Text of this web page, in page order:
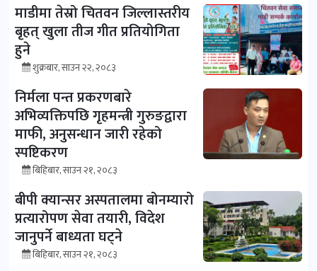
माडीमा तेस्रो चितवन जिल्लास्तरीय
बृहत् खुला तीज गीत प्रतियोगिता
हुने
शुक्रबार, साउन २२, २०८३
निर्मला पन्त प्रकरणबारे
अभिव्यक्तिपछि गृहमन्त्री गुरुङद्वारा
माफी, अनुसन्धान जारी रहेको
स्पष्टिकरण
बिहिबार, साउन २१, २०८३
बीपी क्यान्सर अस्पतालमा बोनम्यारो
प्रत्यारोपण सेवा तयारी, विदेश
जानुपर्ने बाध्यता घट्ने
बिहिबार, साउन २१, २०८३